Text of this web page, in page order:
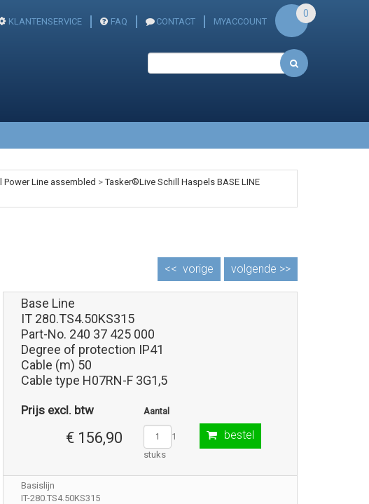
KLANTENSERVICE FAQ CONTACT MYACCOUNT
0
Line assembled >Tasker®Live Schill Haspels BASE LINE
volgende >>
<< vorige
Base Line
IT 280.TS4.50KS315
Part-No. 240 37 425 000
Degree of protection IP41
Cable (m) 50
Cable type H07RN-F 3G1,5
Prijs excl. btw
€ 156,90
Aantal
1
stuks
bestel
Basislijn
IT-280.TS4.50KS315